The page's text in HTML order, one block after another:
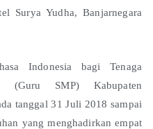
Surya Yudha, Banjarnegara
Indonesia bagi Tenaga
(Guru SMP) Kabupaten
tanggal 31 Juli 2018 sampai
yang menghadirkan empat